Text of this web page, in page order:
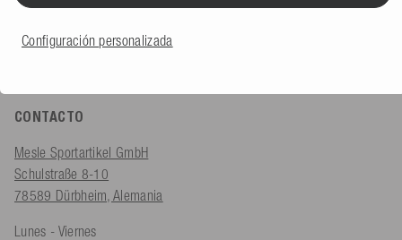
CONTACTO
Mesle Sportartikel GmbH
Schulstraße 8-10
78589 Dürbheim, Alemania
Lunes - Viernes
Configuración personalizada